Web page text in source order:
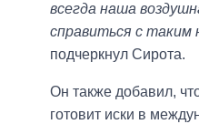
всегда наша
справиться с
подчеркнул Сирота.
Он также добавил,
готовит иски в